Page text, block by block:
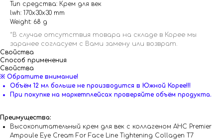
Тип средства: Крем для век
lwh: 170x30x30 mm
Weight: 68 g
Свойства
Способ применения
Свойства
※ Обратите внимание!
Объём 12 мл больше не производится в Южной Корее!!!
При покупке на маркетплейсах проверяйте объём продукта.
Преимущества:
Высокопитательный крем для век с коллагеном AHC Premier
Ampoule Eye Cream For Face Line Tightening Collagen T7